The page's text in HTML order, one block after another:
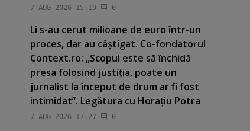
7 AUG 2026 15:19 0
Li s-au cerut milioane de euro într-un
proces, dar au câştigat. Co-fondatorul
Context.ro: „Scopul este să închidă
presa folosind justiţia, poate un
jurnalist la început de drum ar fi fost
intimidat”. Legătura cu Horaţiu Potra
7 AUG 2026 17:27 0